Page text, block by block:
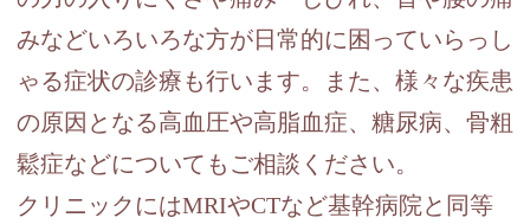
みなどいろいろな方が日常的に困っていらっし
ゃる症状の診療も行います。また、様々な疾患
の原因となる高血圧や高脂血症、糖尿病、骨粗
鬆症などについてもご相談ください。
クリニックにはMRIやCTなど基幹病院と同等